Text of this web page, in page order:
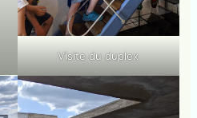
Visite du duplex